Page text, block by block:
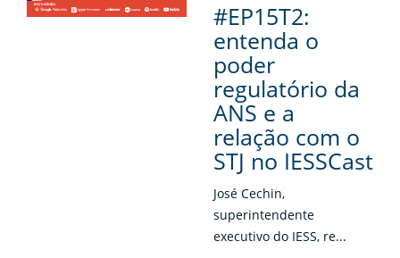
#EP15T2:
entenda o
poder
regulatório da
ANS e a
relação com o
STJ no IESSCast
José Cechin,
superintendente
executivo do IESS, re...